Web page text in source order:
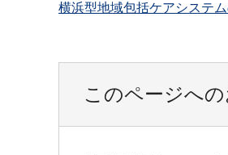
横浜型地域包括ケアシステ
このページへ